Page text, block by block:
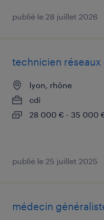
publié le 28 juillet 2026
technicien
lyon, rhône
cdi
28 000 € - 35 000
publié le 25 juillet 2025
médecin